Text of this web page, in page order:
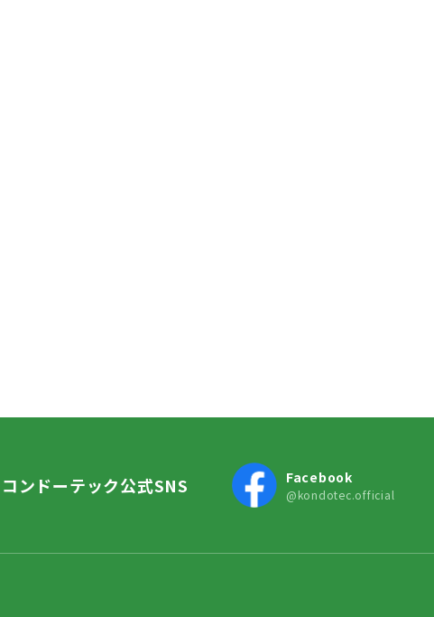
コンドーテック公式SNS Facebook
@kondotec.official